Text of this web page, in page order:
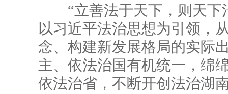
“立善法于天下，则天下
以习近平法治思想为引领，
念、构建新发展格局的实际
主、依法治国有机统一，绵
依法治省，不断开创法治湖